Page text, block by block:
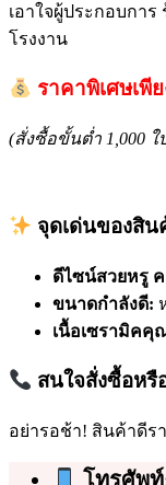
เอาใจผู้ประกอบกา
โรงงาน
ราคาพิเศษเพี
(สั่งซื้อขั้นต่ำ 1,000 ใ
จุดเด่นของสิ
ดีไซน์สวยหรู
ขนาดกำลังดี:
เนื้อเซรามิคคุ
สนใจสั่งซื้อหรื
อย่ารอช้า! สินค้าดีร
โทรศัพ